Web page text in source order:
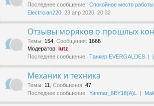
Последнее сообщение: Спокойное место работы
Electrician220 , 23 апр 2020, 20:32
Отзывы моряков о прошлых
Темы: 154 Сообщения: 1668
Модератор: lutz
Последнее сообщение: Танкер EVERGALDES
Механик и техника
Темы: 11 Сообщения: 47
Последнее сообщение: Yanmar_6EY18(A)L